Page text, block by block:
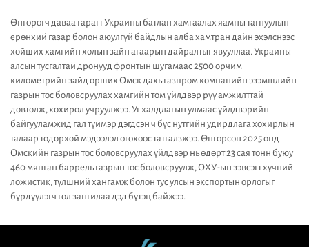
Өнгөрөгч даваа гарагт Украины батлан хамгаалах яамны тагнуулын
ерөнхий газар болон аюулгүй байдлын алба хамтран дайн эхэлснээс
хойших хамгийн холын зайн агаарын дайралтыг явууллаа. Украины
алсын тусгалтай дронууд фронтын шугамаас 2500 орчим
километрийн зайд орших Омск дахь газпром компанийн эзэмшлийн
газрын тос боловсруулах хамгийн том үйлдвэр рүү амжилттай
довтолж, хохирол учруулжээ. Уг халдлагын улмаас үйлдвэрийн
байгууламжид гал түймэр дэгдсэн ч бүс нутгийн удирдлага хохирлын
талаар тодорхой мэдээлэл өгөхөөс татгалзжээ. Өнгөрсөн 2025 онд
Омскийн газрын тос боловсруулах үйлдвэр нь өдөрт 23 сая тонн буюу
460 мянган баррель газрын тос боловсруулж, ОХУ-ын зэвсэгт хүчний
ложистик, түлшний хангамж болон тус улсын экспортын орлогыг
бүрдүүлэгч гол зангилаа дэд бүтэц байжээ.